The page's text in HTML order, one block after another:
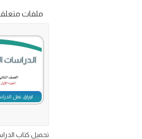
ملفات
اوراق عمل